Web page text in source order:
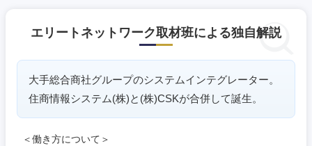
エリートネットワーク取材班による独自解説
大手総合商社グループのシステムインテグレーター。
住商情報システム(株)と(株)CSKが合併して誕生。
＜働き方について＞